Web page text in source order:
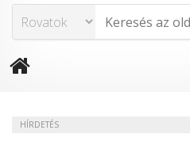
HÍRDETÉS